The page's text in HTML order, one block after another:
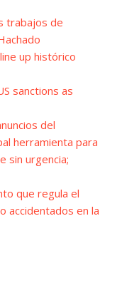
trabajos de
up histórico
sanctions as
del
herramienta para
sin urgencia;
que regula el
accidentados en la